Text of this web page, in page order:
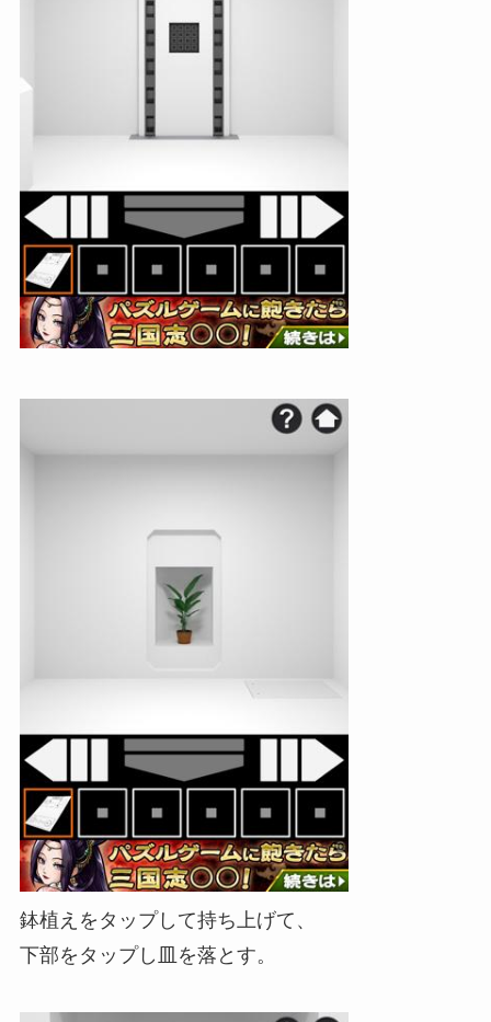
鉢植えをタップして持ち上げて、
下部をタップし皿を落とす。